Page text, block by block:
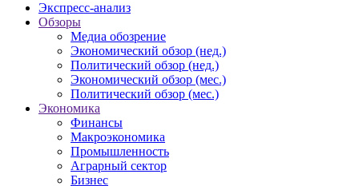
Экспресс-анализ
Обзоры
Медиа обозрение
Экономический обзор (нед.)
Политический обзор (нед.)
Экономический обзор (мес.)
Политический обзор (мес.)
Экономика
Финансы
Макроэкономика
Промышленность
Аграрный сектор
Бизнес